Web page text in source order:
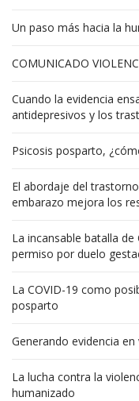
Un paso más hacia la
COMUNICADO
Cuando la evidencia
antidepresivos y los
Psicosis posparto,
El abordaje del
embarazo mejora los
La incansable batalla
permiso por duelo
La COVID-19 como
posparto
Generando evidencia
La lucha contra la
humanizado